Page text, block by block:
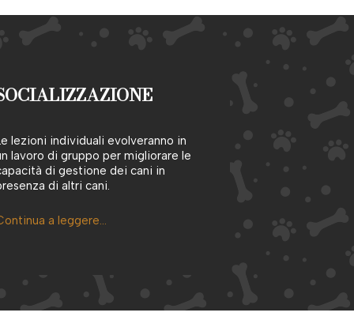
lezioni individuali evolveranno in
lavoro di gruppo per migliorare le
di gestione dei cani in
di altri cani.
a leggere…